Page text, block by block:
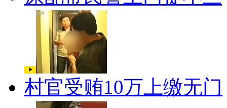
村官受贿10万上缴无门